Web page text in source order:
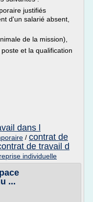
justifiés
d'un salarié absent,
de la mission),
et la qualification
dans l
/ contrat de
de travail d
individuelle
...